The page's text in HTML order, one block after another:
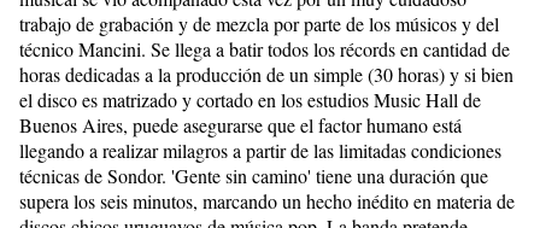
trabajo de grabación y de mezcla por parte de los músicos y del
técnico Mancini. Se llega a batir todos los récords en cantidad de
horas dedicadas a la producción de un simple (30 horas) y si bien
el disco es matrizado y cortado en los estudios Music Hall de
Buenos Aires, puede asegurarse que el factor humano está
llegando a realizar milagros a partir de las limitadas condiciones
técnicas de Sondor. 'Gente sin camino' tiene una duración que
supera los seis minutos, marcando un hecho inédito en materia de